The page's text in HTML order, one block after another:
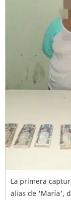
La primera
alias de 'María',